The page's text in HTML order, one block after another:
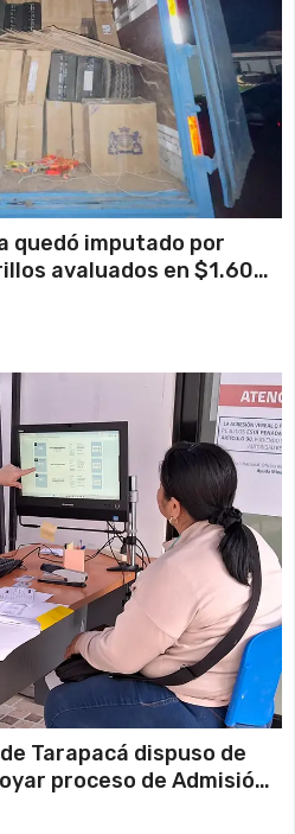
quedó imputado por
avaluados en $1.600
Tarapacá dispuso de
proceso de Admisión